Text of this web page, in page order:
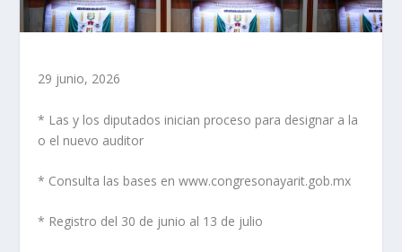
29 junio, 2026
* Las y los diputados inician proceso para designar a la
o el nuevo auditor
* Consulta las bases en www.congresonayarit.gob.mx
* Registro del 30 de junio al 13 de julio